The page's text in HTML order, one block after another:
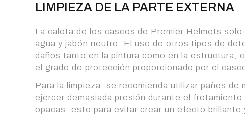
LIMPIEZA DE LA PARTE EXTERNA
La calota de los cascos de Premier Helmets solo
agua y jabón neutro. El uso de otros tipos de
daños tanto en la pintura como en la estructura,
el grado de protección proporcionado por el
Para la limpieza, se recomienda utilizar paños de
ejercer demasiada presión durante el
opacas: esto para evitar crear un efecto brillante